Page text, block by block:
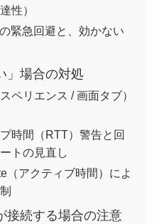
性）
緊急回避と、効かない
」場合の対処
ペリエンス / 画面タブ）
時間（RTT）警告と回
トの見直し
（アクティブ時間）によ
接続する場合の注意